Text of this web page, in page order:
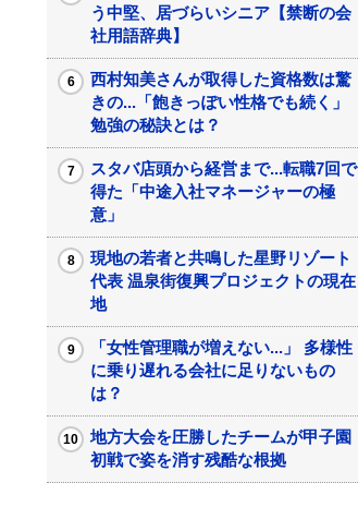
う中堅、居づらいシニア【禁断の会
社用語辞典】
西村知美さんが取得した資格数は驚
きの...「飽きっぽい性格でも続く」
勉強の秘訣とは？
スタバ店頭から経営まで...転職7回で
得た「中途入社マネージャーの極
意」
現地の若者と共鳴した星野リゾート
代表 温泉街復興プロジェクトの現在
地
「女性管理職が増えない...」 多様性
に乗り遅れる会社に足りないもの
は？
地方大会を圧勝したチームが甲子園
初戦で姿を消す残酷な根拠